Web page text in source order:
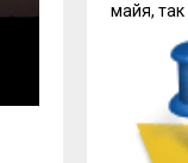
майя, так